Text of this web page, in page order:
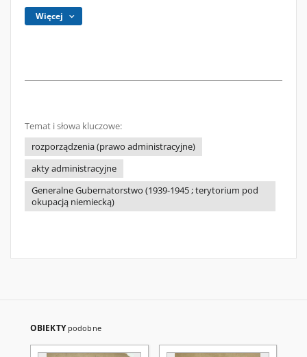
Więcej
Temat i słowa kluczowe:
rozporządzenia (prawo administracyjne)
akty administracyjne
Generalne Gubernatorstwo (1939-1945 ; terytorium pod
okupacją niemiecką)
OBIEKTY podobne